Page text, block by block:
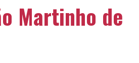
Martinho de